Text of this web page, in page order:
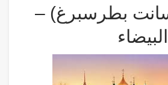
بطرسبرغ) –